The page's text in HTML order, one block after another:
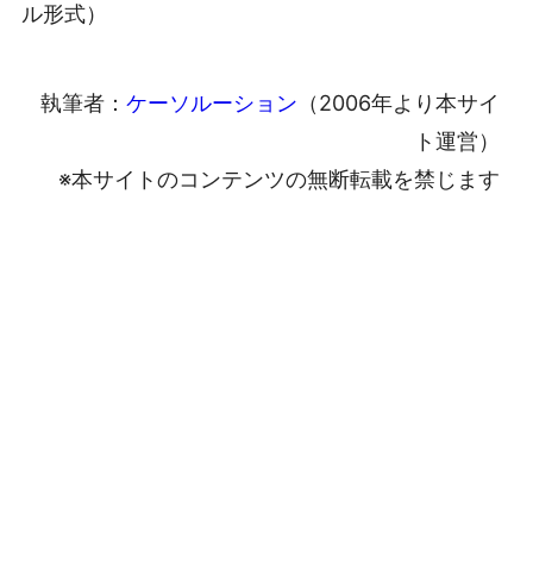
ル形式）
執筆者： ケーソルーション （2006年より本サイ
ト運営）
※本サイトのコンテンツの無断転載を禁じます